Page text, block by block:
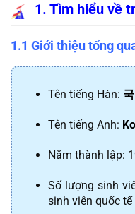
1. Tìm hiểu về
1.1 Giới thiệu tổng
Tên tiếng Hàn:
Tên tiếng Anh:
Năm thành lập:
Số lượng sinh
sinh viên quốc tế